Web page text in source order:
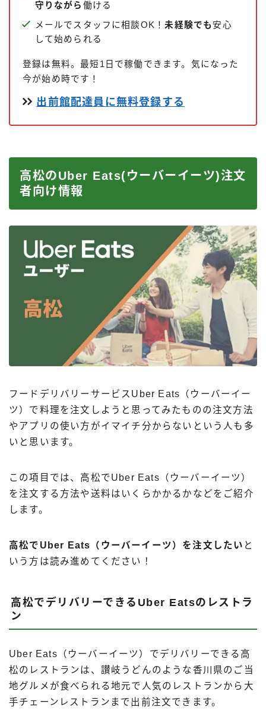
守りながら 働ける
メールでスタッフに相談OK！未経験でも安心
して始められる
登録は無料。最短1日で稼働できます。気になった
今が始め時です！
出前館配達員に無料登録する
高松のUber Eats(ウーバーイーツ)注文
者向け情報
フードデリバリーサービスUber Eats（ウーバーイー
ツ）で料理を注文しようと思ってみたものの注文方法
やアプリの使い方がイマイチ分からないという人も多
いと思います。
この項目では、高松でUber Eats（ウーバーイーツ）
を注文する方法や送料はいくらかかるかなどをご紹介
します。
高松でUber Eats（ウーバーイーツ）を注文したい と
いう方は読み進めてください！
高松でデリバリーできるUber Eatsのレストラ
ン
Uber Eats（ウーバーイーツ）でデリバリーできる高
松のレストランは、讃岐うどんのような香川県のご当
地グルメが食べられる地元で人気のレストランから大
手チェーンレストランまで出前注文できます。